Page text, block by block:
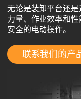
无论是装卸平台还是
力量、作业效率和
安全的电动操作。
联系我们的产